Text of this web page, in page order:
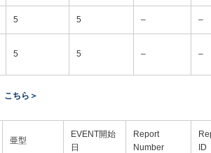
5 5 – –
5 5 – –
こちら＞
亜型
EVENT開始
日
Report
Number
ID